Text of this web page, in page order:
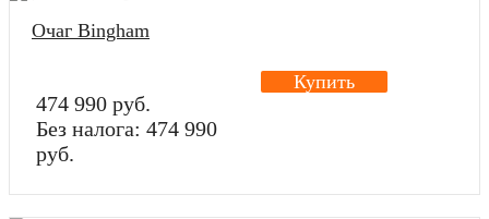
Очаг Bingham
474 990 руб.
Без налога: 474 990
руб.
Купить